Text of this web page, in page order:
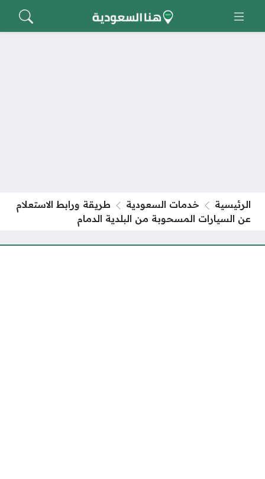
الرئيسية خدمات السعودية
طريقة ورابط الاستعلام
عن السيارات المسحوبة من البلدية الدمام